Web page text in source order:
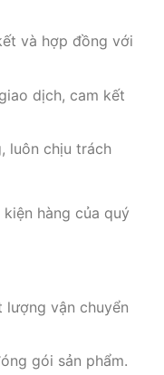
và hợp đồng với
dịch, cam kết
luôn chịu trách
hàng của quý
lượng vận chuyển
gói sản phẩm.